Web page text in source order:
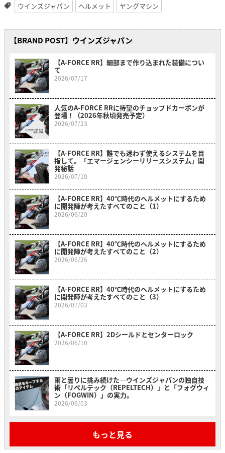
ウインズジャパン ヘルメット ヤングマシン
【BRAND POST】ウインズジャパン
【A-FORCE RR】細部まで作り込まれた装備につい
て
2026/07/17
人気のA-FORCE RRに待望のチョップドカーボンが
登場！（2026年秋頃発売予定）
2026/07/23
【A-FORCE RR】誰でも迷わず使えるシステムを目
指して。「エマージェンシーリリースシステム」開
発秘話
2026/07/10
【A-FORCE RR】40℃時代のヘルメットにするため
に開発陣が考えたすべてのこと（1）
2026/06/20
【A-FORCE RR】40℃時代のヘルメットにするため
に開発陣が考えたすべてのこと（2）
2026/06/26
【A-FORCE RR】40℃時代のヘルメットにするため
に開発陣が考えたすべてのこと（3）
2026/07/03
【A-FORCE RR】2Dシールドとセンターロック
2026/06/10
雨と曇りに挑み続けた―ウインズジャパンの独自技
術「リペルテック（REPELTECH）」と「フォグウィ
ン（FOGWIN）」の実力。
2026/06/03
もっと見る